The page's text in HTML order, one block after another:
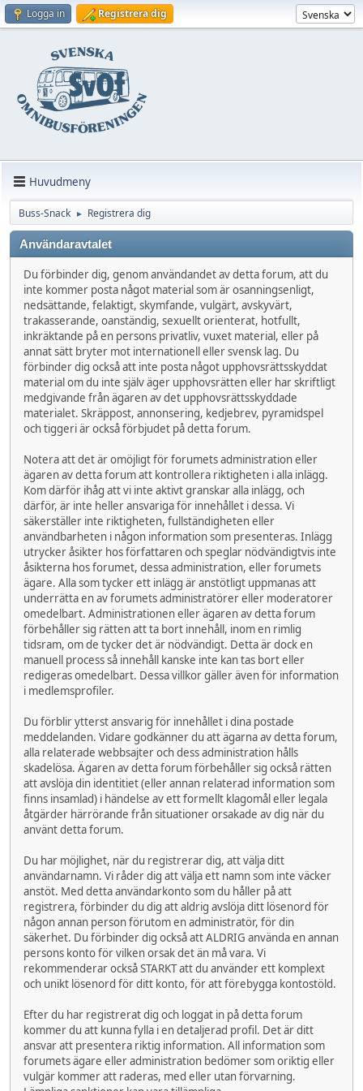
Logga in Registrera dig
Huvudmeny
Buss-Snack ► Registrera dig
Användaravtalet
Du förbinder dig, genom användandet av detta forum, att du
inte kommer posta något material som är osanningsenligt,
nedsättande, felaktigt, skymfande, vulgärt, avskyvärt,
trakasserande, oanständig, sexuellt orienterat, hotfullt,
inkräktande på en persons privatliv, vuxet material, eller på
annat sätt bryter mot internationell eller svensk lag. Du
förbinder dig också att inte posta något upphovsrättsskyddat
material om du inte själv äger upphovsrätten eller har skriftligt
medgivande från ägaren av det upphovsrättsskyddade
materialet. Skräppost, annonsering, kedjebrev, pyramidspel
och tiggeri är också förbjudet på detta forum.
Notera att det är omöjligt för forumets administration eller
ägaren av detta forum att kontrollera riktigheten i alla inlägg.
Kom därför ihåg att vi inte aktivt granskar alla inlägg, och
därför, är inte heller ansvariga för innehållet i dessa. Vi
säkerställer inte riktigheten, fullständigheten eller
användbarheten i någon information som presenteras. Inlägg
utrycker åsikter hos författaren och speglar nödvändigtvis inte
åsikterna hos forumet, dessa administration, eller forumets
ägare. Alla som tycker ett inlägg är anstötligt uppmanas att
underrätta en av forumets administratörer eller moderatorer
omedelbart. Administrationen eller ägaren av detta forum
förbehåller sig rätten att ta bort innehåll, inom en rimlig
tidsram, om de tycker det är nödvändigt. Detta är dock en
manuell process så innehåll kanske inte kan tas bort eller
redigeras omedelbart. Dessa villkor gäller även för information
i medlemsprofiler.
Du förblir ytterst ansvarig för innehållet i dina postade
meddelanden. Vidare godkänner du att ägarna av detta forum,
alla relaterade webbsajter och dess administration hålls
skadelösa. Ägaren av detta forum förbehåller sig också rätten
att avslöja din identitiet (eller annan relaterad information som
finns insamlad) i händelse av ett formellt klagomål eller legala
åtgärder härrörande från situationer orsakade av dig när du
använt detta forum.
Du har möjlighet, när du registrerar dig, att välja ditt
användarnamn. Vi råder dig att välja ett namn som inte väcker
anstöt. Med detta användarkonto som du håller på att
registrera, förbinder du dig att aldrig avslöja ditt lösenord för
någon annan person förutom en administratör, för din
säkerhet. Du förbinder dig också att ALDRIG använda en annan
persons konto för vilken orsak det än må vara. Vi
rekommenderar också STARKT att du använder ett komplext
och unikt lösenord för ditt konto, för att förebygga kontostöld.
Efter du har registrerat dig och loggat in på detta forum
kommer du att kunna fylla i en detaljerad profil. Det är ditt
ansvar att presentera riktig information. All information som
forumets ägare eller administration bedömer som oriktig eller
vulgär kommer att raderas, med eller utan förvarning.